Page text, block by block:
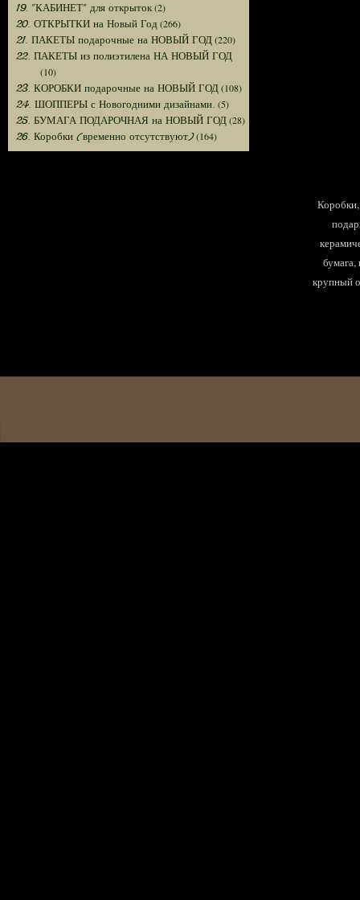
19. "КАБИНЕТ" для открыток(2)
20. ОТКРЫТКИ на Новый Год (266)
21. ПАКЕТЫ подарочные на НОВЫЙ ГОД(220)
22. ПАКЕТЫ из полиэтилена НА НОВЫЙ ГОД
(10)
23. КОРОБКИ подарочные на НОВЫЙ ГОД(108)
24. ШОППЕРЫ с Новогодними дизайнами. (5)
25. БУМАГА ПОДАРОЧНАЯ на НОВЫЙ ГОД(28)
26. Коробки (временно отсутствуют)(164)
крупный